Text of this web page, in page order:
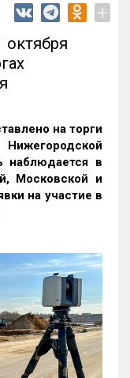
+
октября
на торги
наблюдается в
Московской и
на участие в